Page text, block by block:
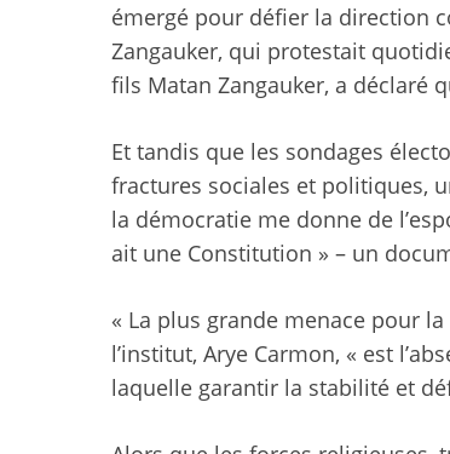
émergé pour défier la direction
Zangauker, qui protestait
fils Matan Zangauker, a déclaré
Et tandis que les sondages
fractures sociales et politiques,
la démocratie me donne de
ait une Constitution » – un
« La plus grande menace pour
l’institut, Arye Carmon, « est
laquelle garantir la stabilité et